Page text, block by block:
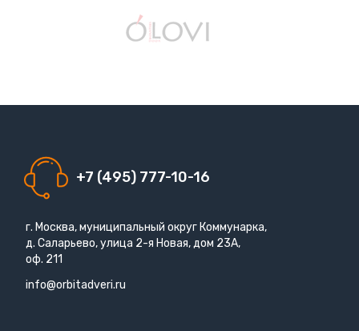
+7 (495) 777-10-16
г. Москва, муниципальный округ Коммунарка,
д. Саларьево, улица 2-я Новая, дом 23А,
оф. 211
info@orbitadveri.ru